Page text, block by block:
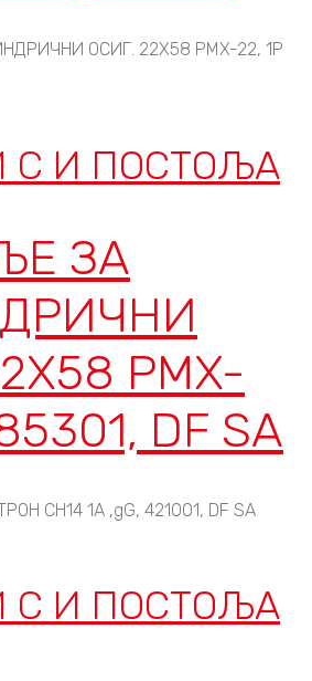
C И ПОСТОЉА
ЗА
PMX-
DF SA
C И ПОСТОЉА